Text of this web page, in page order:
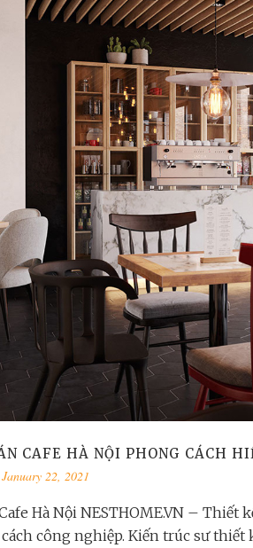
CAFE HÀ NỘI PHONG CÁCH
January 22, 2021
Hà Nội NESTHOME.VN – Thiết
công nghiệp. Kiến trúc sư thiết